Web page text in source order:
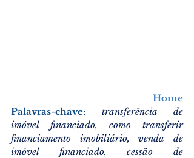
Home
Palavras-chave: transferência de
imóvel financiado, como transferir
financiamento imobiliário, venda de
imóvel financiado, cessão de